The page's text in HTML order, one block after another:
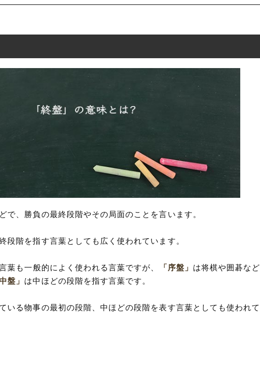
」の読み方
」を使った例文・短文(解釈)
」の類語や類義表現
で、勝負の最終段階やその局面のことを言います。
段階を指す言葉としても広く使われています。
葉も一般的によく使われる言葉ですが、 「序盤」 は将棋や囲碁など
盤」 は中ほどの段階を指す言葉です。
いる物事の最初の段階、中ほどの段階を表す言葉としても使われて